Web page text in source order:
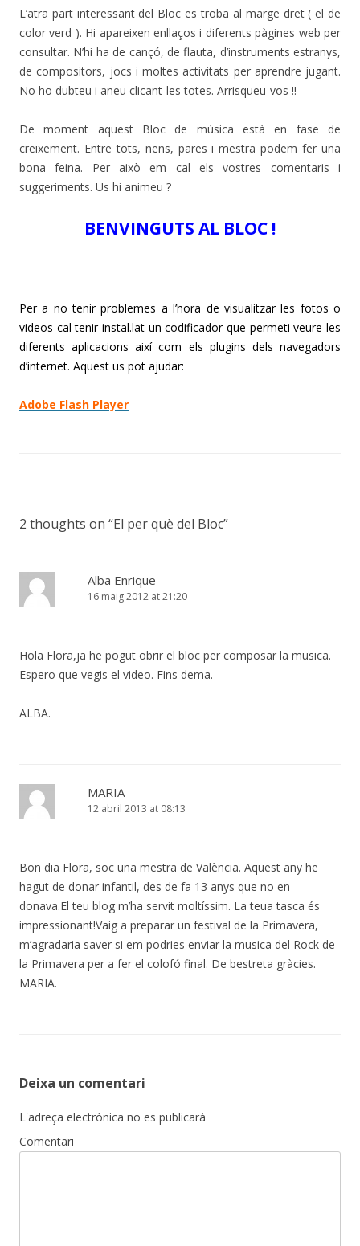
L’atra part interessant del Bloc es troba al marge dret ( el de
color verd ). Hi apareixen enllaços i diferents pàgines web per
consultar. N’hi ha de cançó, de flauta, d’instruments estranys,
de compositors, jocs i moltes activitats per aprendre jugant.
No ho dubteu i aneu clicant-les totes. Arrisqueu-vos !!
De moment aquest Bloc de música està en fase de
creixement. Entre tots, nens, pares i mestra podem fer una
bona feina. Per això em cal els vostres comentaris i
suggeriments. Us hi animeu ?
BENVINGUTS AL BLOC !
Per a no tenir problemes a l’hora de visualitzar les fotos o
videos cal tenir instal.lat un codificador que permeti veure les
diferents aplicacions així com els plugins dels navegadors
d’internet. Aquest us pot ajudar:
Adobe Flash Player
2 thoughts on “El per què del Bloc”
Alba Enrique
16 maig 2012 at 21:20
Hola Flora,ja he pogut obrir el bloc per composar la musica.
Espero que vegis el video. Fins dema.
ALBA.
MARIA
12 abril 2013 at 08:13
Bon dia Flora, soc una mestra de València. Aquest any he
hagut de donar infantil, des de fa 13 anys que no en
donava.El teu blog m’ha servit moltíssim. La teua tasca és
impressionant!Vaig a preparar un festival de la Primavera,
m’agradaria saver si em podries enviar la musica del Rock de
la Primavera per a fer el colofó final. De bestreta gràcies.
MARIA.
Deixa un comentari
L'adreça electrònica no es publicarà
Comentari